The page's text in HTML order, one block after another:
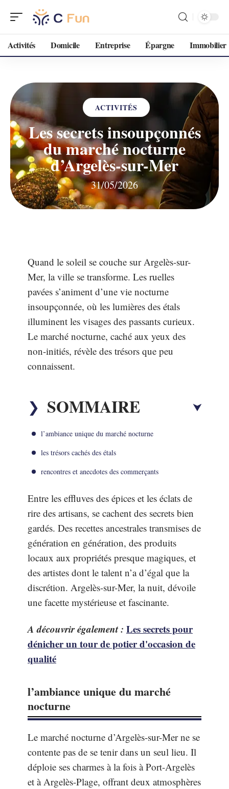
Activités Domicile Entreprise Épargne Immobilier
ACTIVITÉS
Les secrets insoupçonnés
du marché nocturne
d’Argelès-sur-Mer
31/05/2026
Quand le soleil se couche sur Argelès-sur-
Mer, la ville se transforme. Les ruelles
pavées s’animent d’une vie nocturne
insoupçonnée, où les lumières des étals
illuminent les visages des passants curieux.
Le marché nocturne, caché aux yeux des
non-initiés, révèle des trésors que peu
connaissent.
SOMMAIRE
l’ambiance unique du marché nocturne
les trésors cachés des étals
rencontres et anecdotes des commerçants
Entre les effluves des épices et les éclats de
rire des artisans, se cachent des secrets bien
gardés. Des recettes ancestrales transmises de
génération en génération, des produits
locaux aux propriétés presque magiques, et
des artistes dont le talent n’a d’égal que la
discrétion. Argelès-sur-Mer, la nuit, dévoile
une facette mystérieuse et fascinante.
A découvrir également : Les secrets pour
dénicher un tour de potier d'occasion de
qualité
l’ambiance unique du marché
nocturne
Le marché nocturne d’Argelès-sur-Mer ne se
contente pas de se tenir dans un seul lieu. Il
déploie ses charmes à la fois à Port-Argelès
et à Argelès-Plage, offrant deux atmosphères